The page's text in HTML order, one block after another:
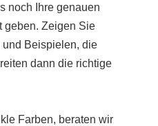
noch Ihre genauen
geben. Zeigen Sie
und Beispielen, die
dann die richtige
Farben, beraten wir